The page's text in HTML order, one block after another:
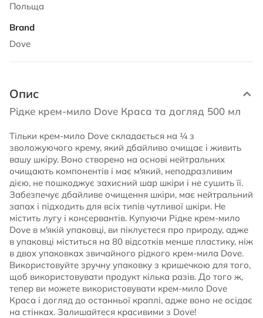
Польща
Dove
Опис
Рідке крем-мило Dove Краса та догляд 500 мл
Тільки крем-мило Dove складається на ¼ з
зволожуючого крему, який дбайливо очищає і живить
вашу шкіру. Воно створено на основі нейтральних
очищають компонентів і має м'який, неподразливим
дією, не пошкоджує захисний шар шкіри і не сушить її.
Забезпечує дбайливе очищення шкіри, має нейтральний
запах і підходить для всіх типів чутливої ​​шкіри. Не
містить лугу і консервантів. Купуючи Рідке крем-мило
Dove в м'якій упаковці, ви піклуєтеся про природу, адже
в упаковці міститься на 80 відсотків менше пластику, ніж
в двох упаковках звичайного рідкого крем-мила Dove.
Використовуйте зручну упаковку з кришечкою для того,
щоб використовувати продукт кілька разів. До того ж,
тепер ви можете використовувати крем-мило Dove
Краса і догляд до останньої краплі, адже воно не осідає
на стінках. Залишайтеся красивими з Dove!